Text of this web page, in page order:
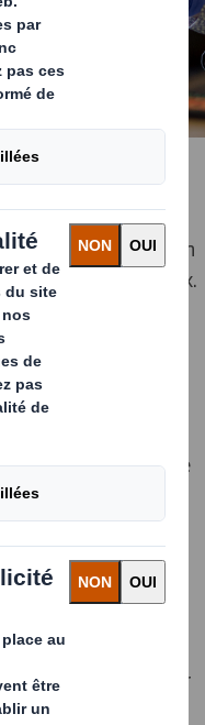
la durabilité
Les
sont de plus en
de leurs choix.
mesures pour
humaines.
pointées du
il est responsable.
par une forte
en France. Près de
tous les ans.
pour le
peut plus durer. La
un défi majeur pour
empreinte
un partenaire
à optimiser
durable.